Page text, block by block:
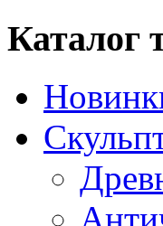
Каталог